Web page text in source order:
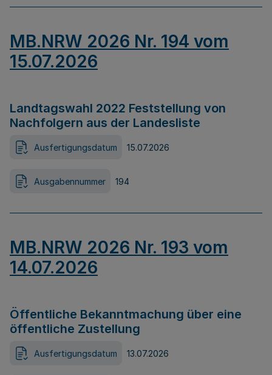
MB.NRW 2026 Nr. 194 vom
15.07.2026
Landtagswahl 2022 Feststellung von
Nachfolgern aus der Landesliste
Ausfertigungsdatum 15.07.2026
Ausgabennummer 194
MB.NRW 2026 Nr. 193 vom
14.07.2026
Öffentliche Bekanntmachung über eine
öffentliche Zustellung
Ausfertigungsdatum 13.07.2026